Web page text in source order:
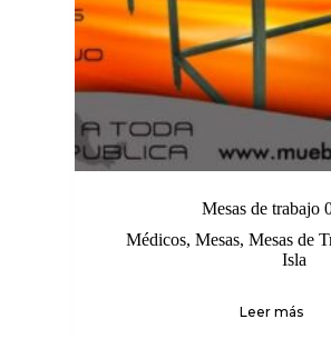
Mesas de trabajo
Médicos, Mesas, Mesas de
Isla
Leer más